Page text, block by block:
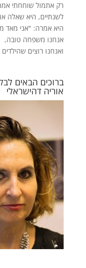
רק אתמול שוחחתי
לשנתיים, היא שאלה
היא אמרה: "אני מאד
אנחנו משפחה טובה,
ואנחנו רוצים
ברוכים הבאים
אוריה דהישראלי